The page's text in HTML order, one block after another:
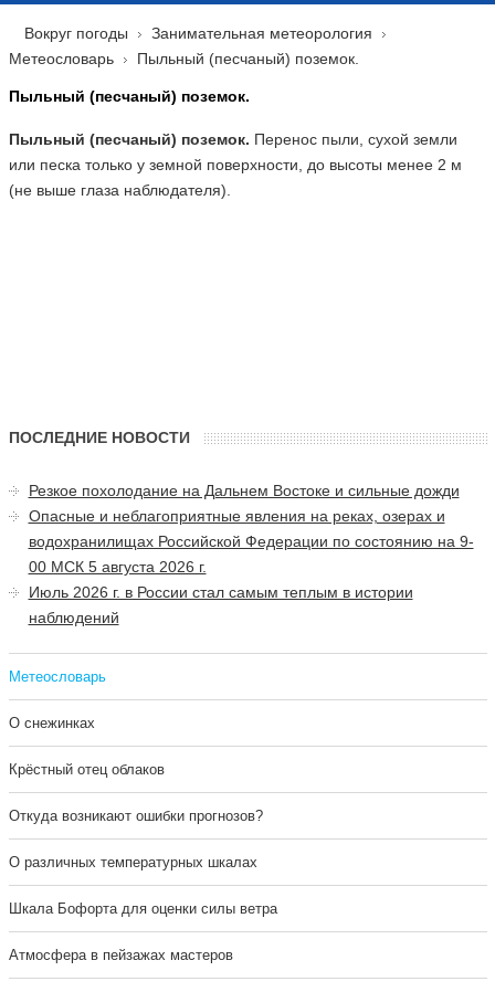
Вокруг погоды
Занимательная метеорология
Метеословарь
Пыльный (песчаный) поземок.
Пыльный (песчаный) поземок.
Пыльный (песчаный) поземок. Перенос пыли, сухой земли
или песка только у земной поверхности, до высоты менее 2 м
(не выше глаза наблюдателя).
ПОСЛЕДНИЕ НОВОСТИ
Резкое похолодание на Дальнем Востоке и сильные дожди
Опасные и неблагоприятные явления на реках, озерах и
водохранилищах Российской Федерации по состоянию на 9-
00 МСК 5 августа 2026 г.
Июль 2026 г. в России стал самым теплым в истории
наблюдений
Метеословарь
О снежинках
Крёстный отец облаков
Откуда возникают ошибки прогнозов?
О различных температурных шкалах
Шкала Бофорта для оценки силы ветра
Атмосфера в пейзажах мастеров